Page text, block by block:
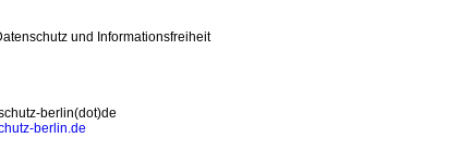
und Informationsfreiheit
berlin(dot)de
berlin.de